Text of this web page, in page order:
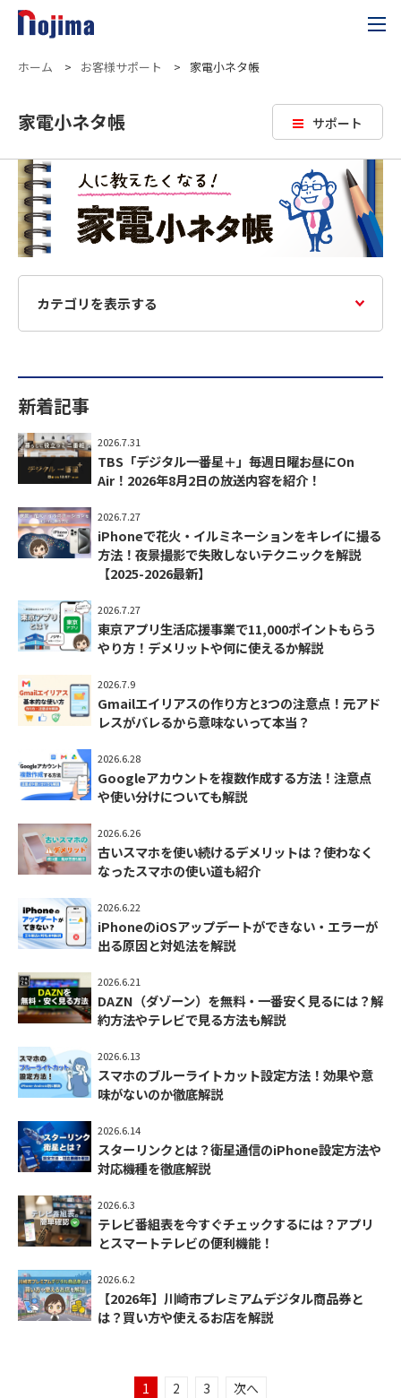
ホーム > お客様サポート > 家電小ネタ帳
サポート
家電小ネタ帳
カテゴリを表示する
新着記事
2026.7.31
TBS「デジタル一番星＋」毎週日曜お昼にOn
Air！2026年8月2日の放送内容を紹介！
2026.7.27
iPhoneで花火・イルミネーションをキレイに撮る
方法！夜景撮影で失敗しないテクニックを解説
【2025-2026最新】
2026.7.27
東京アプリ生活応援事業で11,000ポイントもらう
やり方！デメリットや何に使えるか解説
2026.7.9
Gmailエイリアスの作り方と3つの注意点！元アド
レスがバレるから意味ないって本当？
2026.6.28
Googleアカウントを複数作成する方法！注意点
や使い分けについても解説
2026.6.26
古いスマホを使い続けるデメリットは？使わなく
なったスマホの使い道も紹介
2026.6.22
iPhoneのiOSアップデートができない・エラーが
出る原因と対処法を解説
2026.6.21
DAZN（ダゾーン）を無料・一番安く見るには？解
約方法やテレビで見る方法も解説
2026.6.13
スマホのブルーライトカット設定方法！効果や意
味がないのか徹底解説
2026.6.14
スターリンクとは？衛星通信のiPhone設定方法や
対応機種を徹底解説
2026.6.3
テレビ番組表を今すぐチェックするには？アプリ
とスマートテレビの便利機能！
2026.6.2
【2026年】川崎市プレミアムデジタル商品券と
は？買い方や使えるお店を解説
1 2 3 次へ